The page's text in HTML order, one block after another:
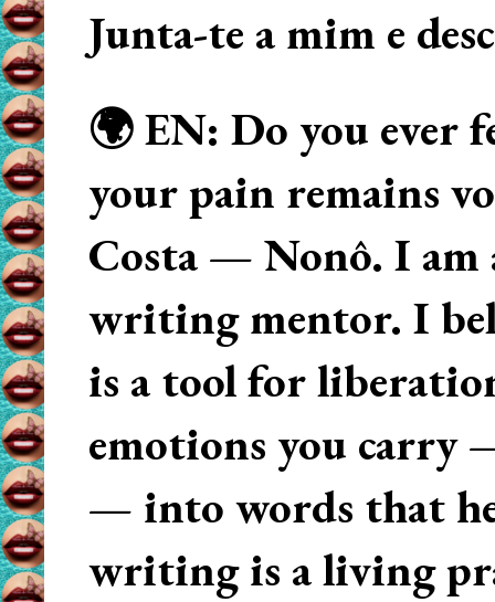
Junta-te a mim e
🌍 EN: Do you ever
your pain remains
Costa — Nonô. I am
writing mentor. I
is a tool for
emotions you carry
— into words that
writing is a living